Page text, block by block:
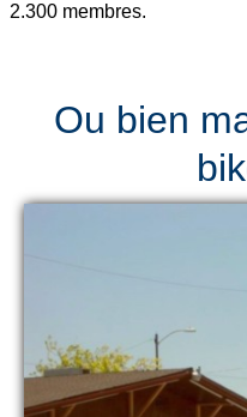
2.300 membres.
Ou bien